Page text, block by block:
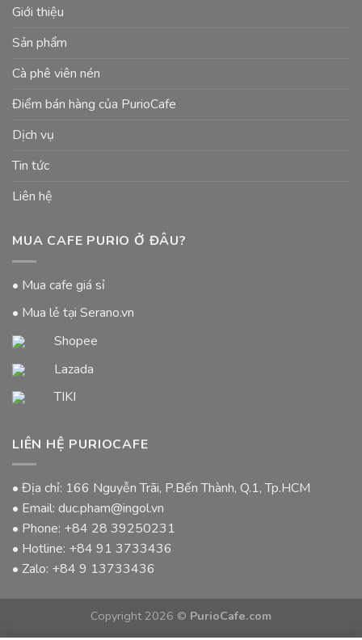
Giới thiệu
Sản phẩm
Cà phê viên nén
Điểm bán hàng của PurioCafe
Dịch vụ
Tin tức
Liên hệ
MUA CAFE PURIO Ở ĐÂU?
• Mua cafe giá sỉ
• Mua lẻ tại Serano.vn
Shopee
Lazada
TIKI
LIÊN HỆ PURIOCAFE
• Địa chỉ: 166 Nguyễn Trãi, P.Bến Thành, Q.1, Tp.HCM
• Email: duc.pham@ingol.vn
• Phone: +84 28 39250231
• Hotline: +84 91 3733436
• Zalo: +84 9 13733436
Copyright 2026 © PurioCafe.com